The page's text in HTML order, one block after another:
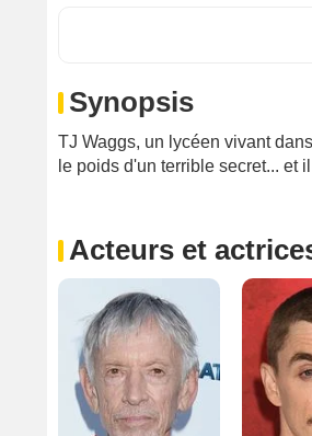
Synopsis
TJ Waggs, un lycéen vivant
le poids d'un terrible secret... et
Acteurs et